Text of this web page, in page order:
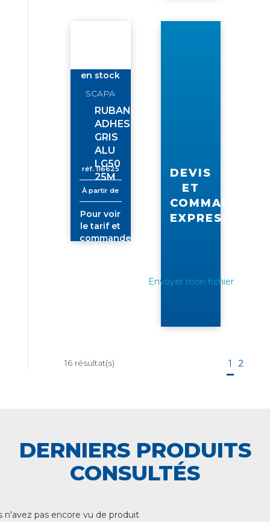
en stock
SCAPA
RUBAN
ADHES
GRIS
ALU
LG50
25M
réf.116625
À partir de
Pour voir
le tarif et
commander
DEVIS
ET
COMMANDE
EXPRESS
Envoyer mon fichier
16 résultat(s) 1 2
DERNIERS PRODUITS
CONSULTÉS
n'avez pas encore vu de produit